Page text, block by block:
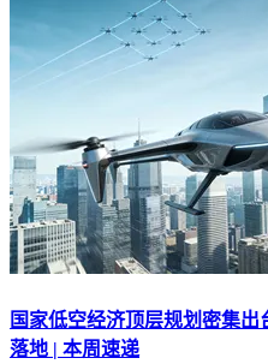
国家低空经济顶层规划密集
落地 | 本周速递